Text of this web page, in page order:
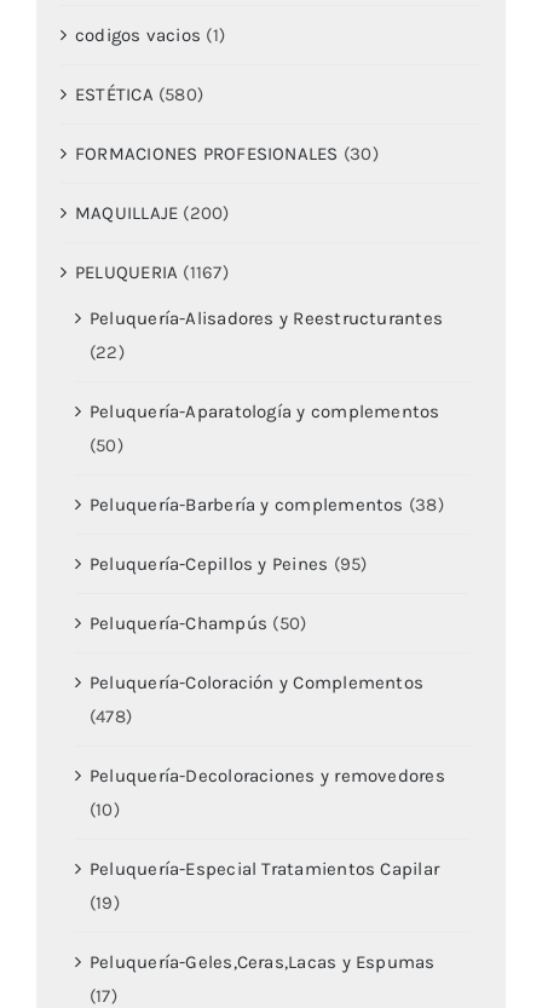
codigos vacios (1)
ESTÉTICA (580)
FORMACIONES PROFESIONALES (30)
MAQUILLAJE (200)
PELUQUERIA (1167)
Peluquería-Alisadores y Reestructurantes
(22)
Peluquería-Aparatología y complementos
(50)
Peluquería-Barbería y complementos (38)
Peluquería-Cepillos y Peines (95)
Peluquería-Champús (50)
Peluquería-Coloración y Complementos
(478)
Peluquería-Decoloraciones y removedores
(10)
Peluquería-Especial Tratamientos Capilar
(19)
Peluquería-Geles,Ceras,Lacas y Espumas
(17)